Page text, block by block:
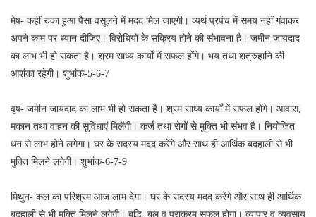
मेष- कहीं रुका हुआ पैसा वसूलने में मदद मिल जाएगी। व्यर्थ प्रपंच में समय नहीं गंवाकर
अपने काम पर ध्यान दीजिए। विरोधियों के सक्रिय होने की संभावना है। जमीन जायदाद
का लाभ भी हो सकता है। श्रम साध्य कार्यों में सफल होंगे। भय तथा शत्रुहानि की
आशंका रहेगी। शुभांक-5-6-7
वृष- जमीन जायदाद का लाभ भी हो सकता है। श्रम साध्य कार्यों में सफल होंगे। आवास,
मकान तथा वाहन की सुविधाएं मिलेंगी। कर्ज तथा रोगों से मुक्ति भी संभव है। नियोजित
धन से लाभ होने लगेगा। घर के सदस्य मदद करेंगे और साथ ही आर्थिक बदहाली से भी
मुक्ति मिलने लगेगी। शुभांक-6-7-9
मिथुन- कल का परिश्रम आज लाभ देगा। घर के सदस्य मदद करेंगे और साथ ही आर्थिक
बदहाली से भी मुक्ति मिलने लगेगी। बुद्धि, बल व पराक्रम सफल होगा। व्यापार व व्यवसाय